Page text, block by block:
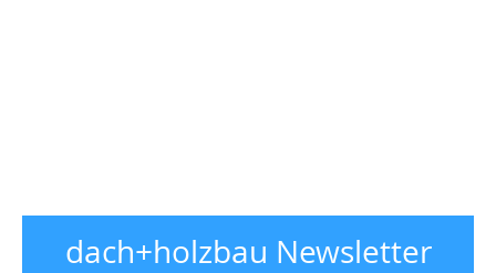
dach+holzbau Newsletter